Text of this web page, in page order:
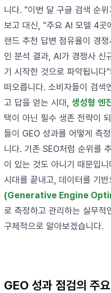
니다. "이번 달 구글 검색 순
보고 대신, "주요 AI 모델 4곳
랜드 추천 답변 점유율이 경
인 분석 결과, AI가 경쟁사 신
기 시작한 것으로 파악됩니
떠오릅니다. 소비자들이 검
고 답을 얻는 시대, 생성형 엔
택이 아닌 필수 생존 전략이
들이 GEO 성과를 어떻게 측
니다. 기존 SEO처럼 순위를
이 있는 것도 아니기 때문입
시대를 끝내고, 데이터를 기반
(Generative Engine
로 측정하고 관리하는 실무적
구체적으로 알아보겠습니다.
GEO 성과 점검의 주